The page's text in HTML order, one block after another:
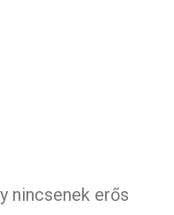
nincsenek erős